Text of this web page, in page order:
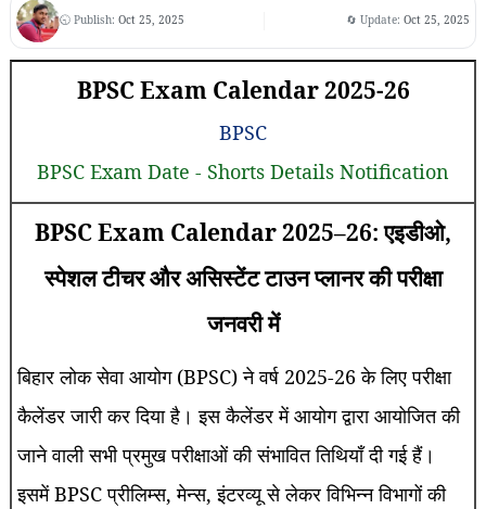
🕤 Publish: Oct 25, 2025 🔄 Update:Oct 25, 2025
BPSC Exam Calendar 2025-26
BPSC
BPSC Exam Date - Shorts Details Notification
BPSC Exam Calendar 2025–26: एइडीओ,
स्पेशल टीचर और असिस्टेंट टाउन प्लानर की परीक्षा
जनवरी में
बिहार लोक सेवा आयोग (BPSC) ने वर्ष 2025-26 के लिए परीक्षा
कैलेंडर जारी कर दिया है। इस कैलेंडर में आयोग द्वारा आयोजित की
जाने वाली सभी प्रमुख परीक्षाओं की संभावित तिथियाँ दी गई हैं।
इसमें BPSC प्रीलिम्स, मेन्स, इंटरव्यू से लेकर विभिन्न विभागों की